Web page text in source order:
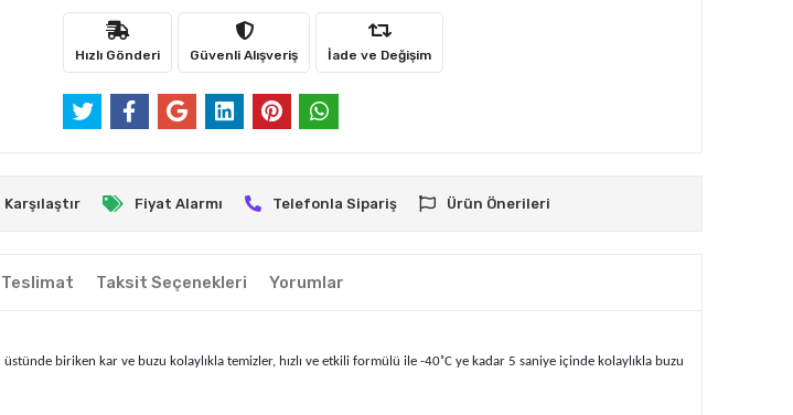
Hızlı Gönderi Güvenli Alışveriş İade ve Değişim
Karşılaştır Fiyat Alarmı Telefonla Sipariş Ürün Önerileri
Taksit Seçenekleri Yorumlar
biriken kar ve buzu kolaylıkla temizler, hızlı ve etkili formülü ile -40˚C ye kadar 5 saniye içinde kolaylıkla buzu